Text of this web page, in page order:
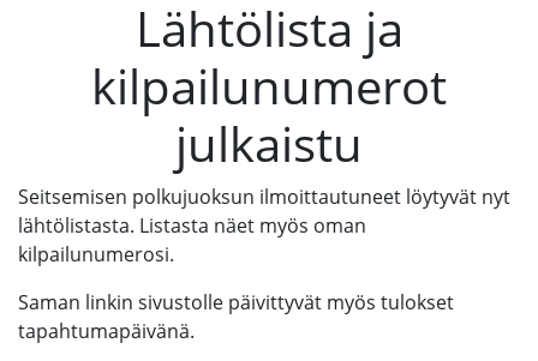
Lähtölista ja
kilpailunumerot
julkaistu
Seitsemisen polkujuoksun ilmoittautuneet löytyvät nyt
lähtölistasta. Listasta näet myös oman
kilpailunumerosi.
Saman linkin sivustolle päivittyvät myös tulokset
tapahtumapäivänä.